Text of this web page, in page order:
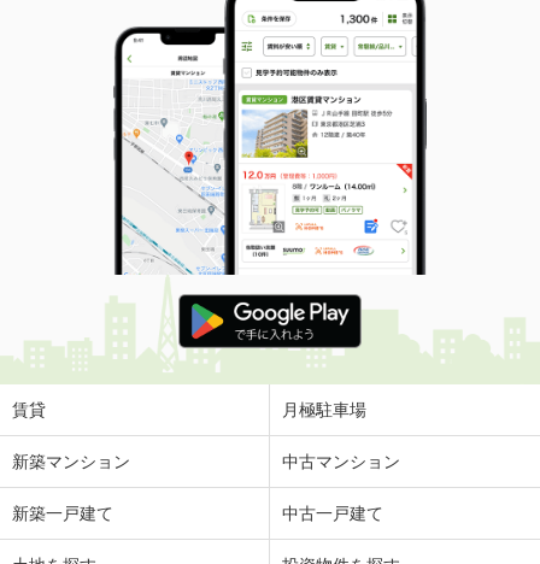
賃貸 月極駐車場
新築マンション 中古マンション
新築一戸建て 中古一戸建て